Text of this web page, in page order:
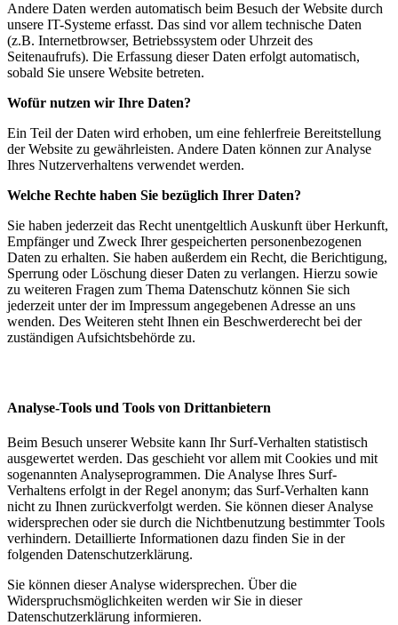
Andere Daten werden automatisch beim Besuch der Website durch
unsere IT-Systeme erfasst. Das sind vor allem technische Daten
(z.B. Internetbrowser, Betriebssystem oder Uhrzeit des
Seitenaufrufs). Die Erfassung dieser Daten erfolgt automatisch,
sobald Sie unsere Website betreten.
Wofür nutzen wir Ihre Daten?
Ein Teil der Daten wird erhoben, um eine fehlerfreie Bereitstellung
der Website zu gewährleisten. Andere Daten können zur Analyse
Ihres Nutzerverhaltens verwendet werden.
Welche Rechte haben Sie bezüglich Ihrer Daten?
Sie haben jederzeit das Recht unentgeltlich Auskunft über Herkunft,
Empfänger und Zweck Ihrer gespeicherten personenbezogenen
Daten zu erhalten. Sie haben außerdem ein Recht, die Berichtigung,
Sperrung oder Löschung dieser Daten zu verlangen. Hierzu sowie
zu weiteren Fragen zum Thema Datenschutz können Sie sich
jederzeit unter der im Impressum angegebenen Adresse an uns
wenden. Des Weiteren steht Ihnen ein Beschwerderecht bei der
zuständigen Aufsichtsbehörde zu.
Analyse-Tools und Tools von Drittanbietern
Beim Besuch unserer Website kann Ihr Surf-Verhalten statistisch
ausgewertet werden. Das geschieht vor allem mit Cookies und mit
sogenannten Analyseprogrammen. Die Analyse Ihres Surf-
Verhaltens erfolgt in der Regel anonym; das Surf-Verhalten kann
nicht zu Ihnen zurückverfolgt werden. Sie können dieser Analyse
widersprechen oder sie durch die Nichtbenutzung bestimmter Tools
verhindern. Detaillierte Informationen dazu finden Sie in der
folgenden Datenschutzerklärung.
Sie können dieser Analyse widersprechen. Über die
Widerspruchsmöglichkeiten werden wir Sie in dieser
Datenschutzerklärung informieren.